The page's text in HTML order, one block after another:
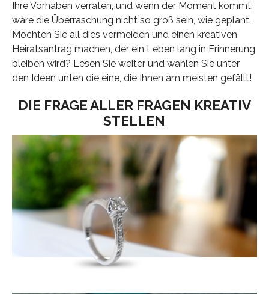
Ihre Vorhaben verraten, und wenn der Moment kommt,
wäre die Überraschung nicht so groß sein, wie geplant.
Möchten Sie all dies vermeiden und einen kreativen
Heiratsantrag machen, der ein Leben lang in Erinnerung
bleiben wird? Lesen Sie weiter und wählen Sie unter
den Ideen unten die eine, die Ihnen am meisten gefällt!
DIE FRAGE ALLER FRAGEN KREATIV
STELLEN